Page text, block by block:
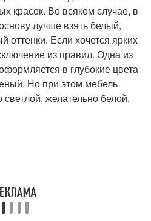
красок. Во всяком случае, в
лучше взять белый,
Если хочется ярких
из правил. Одна из
в глубокие цвета
Но при этом мебель
желательно белой.